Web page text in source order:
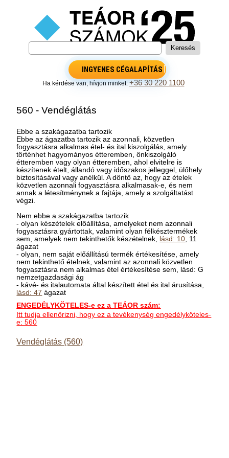
INGYENES CÉGALAPÍTÁS
Ha kérdése van, hívjon minket:+36 30 220 1100
560 - Vendéglátás
Ebbe a szakágazatba tartozik
Ebbe az ágazatba tartozik az azonnali, közvetlen
fogyasztásra alkalmas étel- és ital kiszolgálás, amely
történhet hagyományos étteremben, önkiszolgáló
étteremben vagy olyan étteremben, ahol elvitelre is
készítenek ételt, állandó vagy időszakos jelleggel, ülőhely
biztosításával vagy anélkül. A döntő az, hogy az ételek
közvetlen azonnali fogyasztásra alkalmasak-e, és nem
annak a létesítménynek a fajtája, amely a szolgáltatást
végzi.
Nem ebbe a szakágazatba tartozik
- olyan készételek előállítása, amelyeket nem azonnali
fogyasztásra gyártottak, valamint olyan félkésztermékek
sem, amelyek nem tekinthetők készételnek, lásd: 10 , 11
ágazat
- olyan, nem saját előállítású termék értékesítése, amely
nem tekinthető ételnek, valamint az azonnali közvetlen
fogyasztásra nem alkalmas étel értékesítése sem, lásd: G
nemzetgazdasági ág
- kávé- és italautomata által készített étel és ital árusítása,
lásd: 47 ágazat
ENGEDÉLYKÖTELES-e ez a TEÁOR szám:
Itt tudja ellenőrizni, hogy ez a tevékenység engedélyköteles-
e: 560
Vendéglátás (560)